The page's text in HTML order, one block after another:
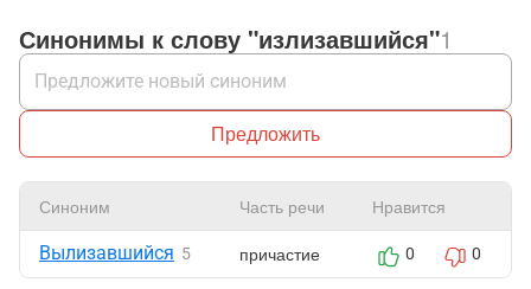
Синонимы к слову "излизавшийся"1
Предложить
Синоним Часть речи Нравится
Вылизавшийся 5 причастие 0 0